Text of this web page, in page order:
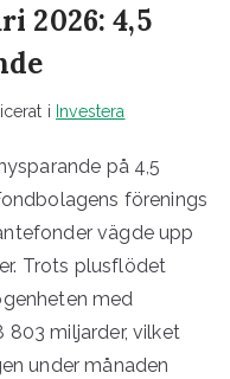
2026: 4,5
i Investera
på 4,5
förenings
vägde upp
Trots plusflödet
med
803 miljarder, vilket
under månaden